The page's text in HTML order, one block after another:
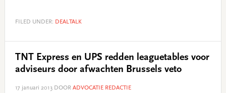
FILED UNDER: DEALTALK
TNT Express en UPS redden leaguetables voor
adviseurs door afwachten Brussels veto
17 januari 2013DOOR ADVOCATIE REDACTIE